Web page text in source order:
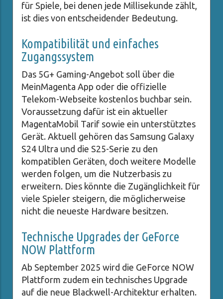
für Spiele, bei denen jede Millisekunde zählt,
ist dies von entscheidender Bedeutung.
Kompatibilität und einfaches
Zugangssystem
Das 5G+ Gaming-Angebot soll über die
MeinMagenta App oder die offizielle
Telekom-Webseite kostenlos buchbar sein.
Voraussetzung dafür ist ein aktueller
MagentaMobil Tarif sowie ein unterstütztes
Gerät. Aktuell gehören das Samsung Galaxy
S24 Ultra und die S25-Serie zu den
kompatiblen Geräten, doch weitere Modelle
werden folgen, um die Nutzerbasis zu
erweitern. Dies könnte die Zugänglichkeit für
viele Spieler steigern, die möglicherweise
nicht die neueste Hardware besitzen.
Technische Upgrades der GeForce
NOW Plattform
Ab September 2025 wird die GeForce NOW
Plattform zudem ein technisches Upgrade
auf die neue Blackwell-Architektur erhalten.